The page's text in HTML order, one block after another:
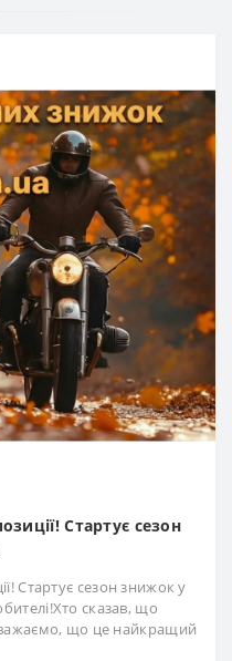
Стартує сезон
Стартує сезон знижок у
сказав, що
що це найкращий